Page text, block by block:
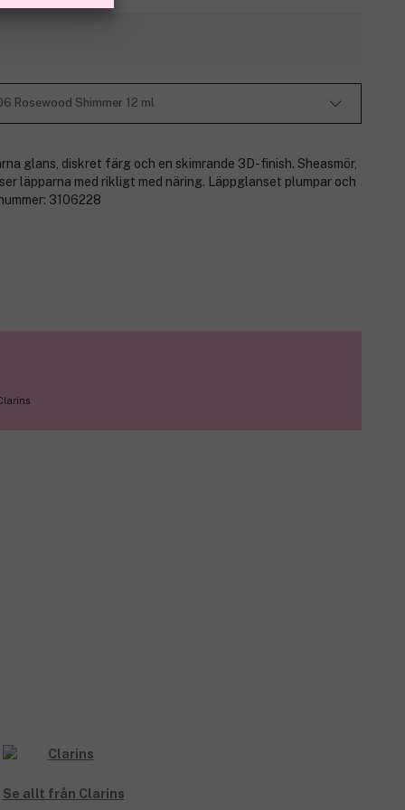
Rosewood Shimmer 12 ml
glans, diskret färg och en skimrande 3D-finish. Sheasmör,
läpparna med rikligt med näring. Läppglanset plumpar och
3106228
Se allt från Clarins